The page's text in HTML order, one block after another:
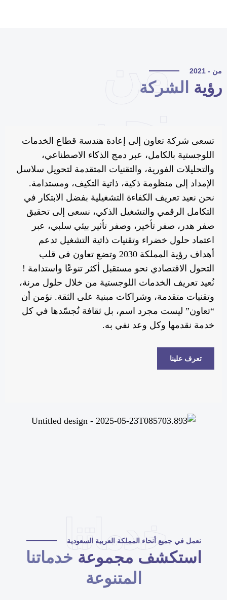
من
نحن
- 2021
الشركة
تسعى شركة تعاون إلى إعادة هندسة قطاع الخدمات
اللوجستية بالكامل، عبر دمج الذكاء الاصطناعي،
والتحليلات الفورية، والتقنيات المتقدمة لتحويل سلاسل
الإمداد إلى منظومة ذكية، ذاتية التكيف، ومستدامة.
نحن نعيد تعريف الكفاءة التشغيلية بفضل الابتكار في
التكامل الرقمي والتشغيل الذكي، نسعى إلى تحقيق
صفر هدر، صفر تأخير، وصفر تأثير بيئي سلبي، عبر
اعتماد حلول خضراء وتقنيات ذاتية التشغيل تدعم
أهداف رؤية المملكة 2030 وتضع تعاون في قلب
التحول الاقتصادي نحو مستقبل أكثر تنوعًا واستدامة !
نُعيد تعريف الخدمات اللوجستية من خلال حلول مرنة،
وتقنيات متقدمة، وشراكات مبنية على الثقة. نؤمن أن
“تعاون” ليست مجرد اسم، بل ثقافة نُجسّدها في كل
خدمة نقدمها وكل وعد نفي به.
تعرف علينا
خدماتنا
نعمل في جميع أنحاء المملكة العربية السعودية
استكشف مجموعةخدماتنا
المتنوعة